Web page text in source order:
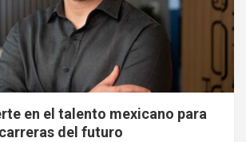
en el talento mexicano para
del futuro